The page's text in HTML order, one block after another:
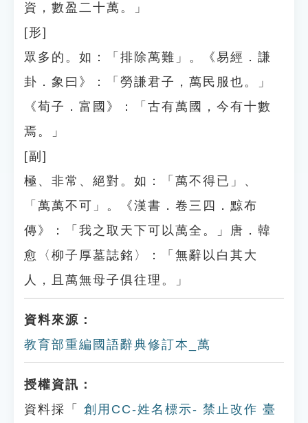
資，數盈二十萬。」
[形]
眾多的。如：「排除萬難」。《易經．謙
卦．象曰》：「勞謙君子，萬民服也。」
《荀子．富國》：「古有萬國，今有十數
焉。」
[副]
極、非常、絕對。如：「萬不得已」、
「萬萬不可」。《漢書．卷三四．黥布
傳》：「我之取天下可以萬全。」唐．韓
愈〈柳子厚墓誌銘〉：「無辭以白其大
人，且萬無母子俱往理。」
資料來源：
教育部重編國語辭典修訂本_萬
授權資訊：
資料採「
創用CC-姓名標示- 禁止改作 臺